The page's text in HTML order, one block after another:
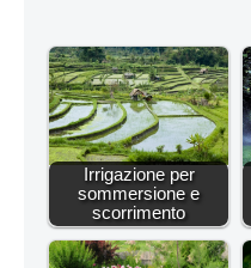
Irrigazione per
sommersione e
scorrimento